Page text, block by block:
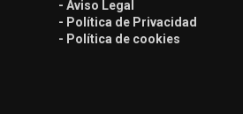
- Aviso Legal
- Política de Privacidad
- Política de cookies